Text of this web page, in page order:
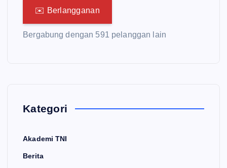
✉️ Berlangganan
Bergabung dengan 591 pelanggan lain
Kategori
Akademi TNI
Berita